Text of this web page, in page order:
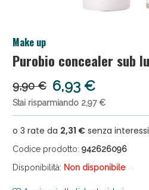
Make up
Purobio concealer sub
9,90 € 6,93 €
Stai risparmiando 2,97 €
Codice prodotto: 942626096
Disponibilità: Non disponibile
Salini e Multivitaminici: